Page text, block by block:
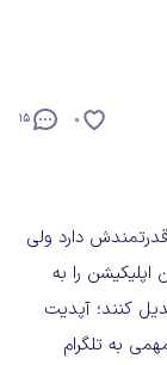
15 0
دارد ولی
اپلیکیشن را به
کنند؛ آپدیت
به تلگرام